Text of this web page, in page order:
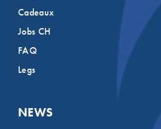
Cadeaux
Jobs CH
FAQ
Legs
NEWS